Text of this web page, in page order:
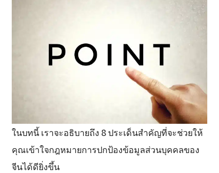
ในบทนี้ เราจะอธิบายถึง 8 ประเด็นสำคัญที่จะช่วยให้
คุณเข้าใจกฎหมายการปกป้องข้อมูลส่วนบุคคลของ
จีนได้ดียิ่งขึ้น